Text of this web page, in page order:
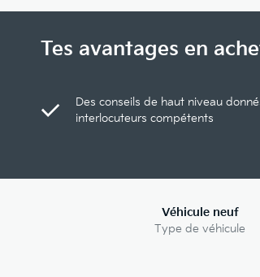
Tes avantages en
Des conseils de haut niveau
interlocuteurs compétents
Véhicule neuf
Type de véhicule